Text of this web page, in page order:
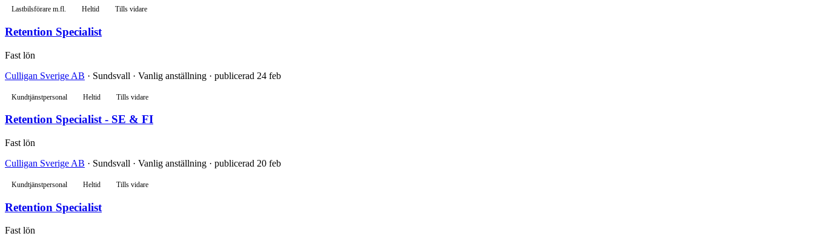
Lastbilsförare m.fl. Heltid Tills vidare
Retention Specialist
Fast lön
Culligan Sverige AB · Sundsvall · Vanlig anställning · publicerad 24 feb
Kundtjänstpersonal Heltid Tills vidare
Retention Specialist - SE & FI
Fast lön
Culligan Sverige AB · Sundsvall · Vanlig anställning · publicerad 20 feb
Kundtjänstpersonal Heltid Tills vidare
Retention Specialist
Fast lön